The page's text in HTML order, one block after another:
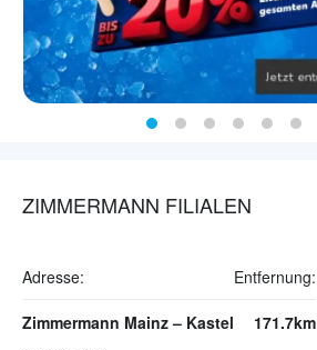
ZIMMERMANN FILIALEN
Adresse: Entfernung:
Zimmermann Mainz – Kastel 171.7km